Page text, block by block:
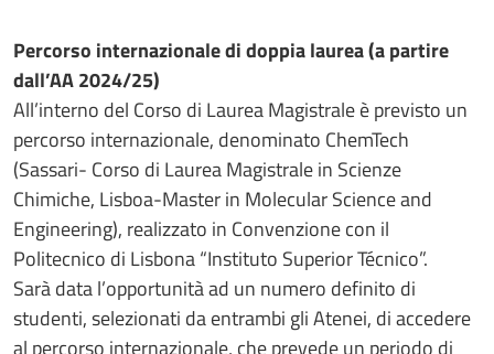
Percorso internazionale di doppia laurea (a partire
dall’AA 2024/25)
All’interno del Corso di Laurea Magistrale è previsto un
percorso internazionale, denominato ChemTech
(Sassari- Corso di Laurea Magistrale in Scienze
Chimiche, Lisboa-Master in Molecular Science and
Engineering), realizzato in Convenzione con il
Politecnico di Lisbona “Instituto Superior Técnico”.
Sarà data l’opportunità ad un numero definito di
studenti, selezionati da entrambi gli Atenei, di accedere